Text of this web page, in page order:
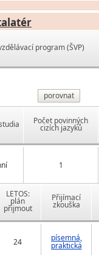
program (ŠVP)
porovnat
Počet povinných
cizích jazyků
1
LETOS:
plán
přijmout
Přijímací
zkouška
24 písemná,
praktická